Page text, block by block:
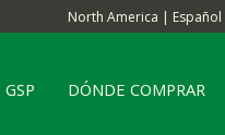
North America | Español
GSP DÓNDE COMPRAR